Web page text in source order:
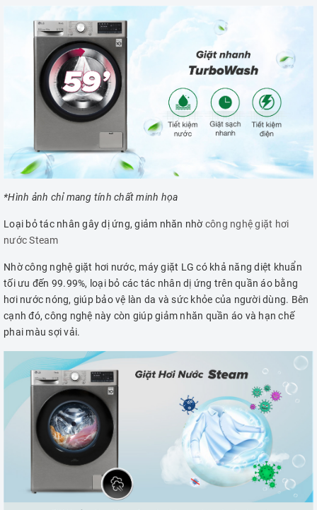
*Hình ảnh chỉ mang tính chất minh họa
Loại bỏ tác nhân gây dị ứng, giảm nhăn nhờcông nghệ giặt hơi
nước Steam
Nhờ công nghệ giặt hơi nước, máy giặt LG có khả năng diệt khuẩn
tối ưu đến 99.99%, loại bỏ các tác nhân dị ứng trên quần áo bằng
hơi nước nóng, giúp bảo vệ làn da và sức khỏe của người dùng. Bên
cạnh đó, công nghệ này còn giúp giảm nhăn quần áo và hạn chế
phai màu sợi vải.